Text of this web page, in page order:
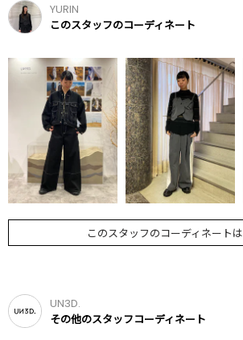
YURIN
このスタッフのコーディネート
このスタッフのコーディネート
UN3D.
その他のスタッフコーディネート